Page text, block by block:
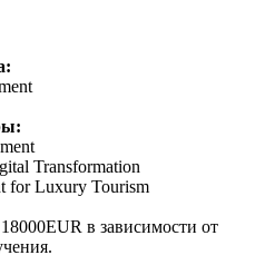
Transformation
for Luxury Tourism
в зависимости от